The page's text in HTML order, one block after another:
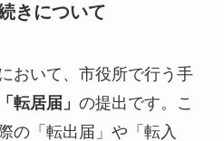
きについて
おいて、市役所で行う手
転居届」 の提出です。こ
の「転出届」や「転入